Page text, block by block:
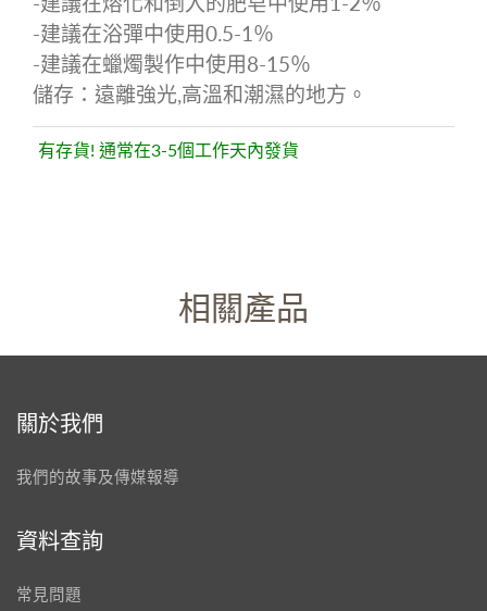
-建議在浴彈中使用0.5-1 ％
-建議在蠟燭製作中使用8-15％
儲存：遠離強光,高溫和潮濕的地方。
有存貨! 通常在3-5個工作天內發貨
相關產品
關於我們
我們的故事及傳媒報導
資料查詢
常見問題